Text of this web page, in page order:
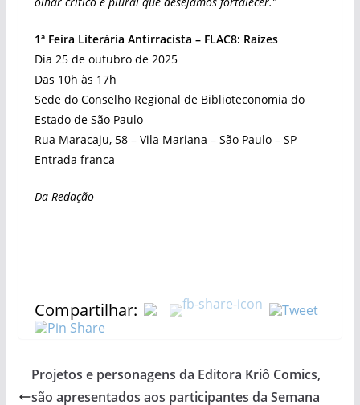
1ª Feira Literária Antirracista – FLAC8: Raízes
Dia 25 de outubro de 2025
Das 10h às 17h
Sede do Conselho Regional de Biblioteconomia do
Estado de São Paulo
Rua Maracaju, 58 – Vila Mariana – São Paulo – SP
Entrada franca
Da Redação
Compartilhar:
Projetos e personagens da Editora Kriô Comics,
são apresentados aos participantes da Semana